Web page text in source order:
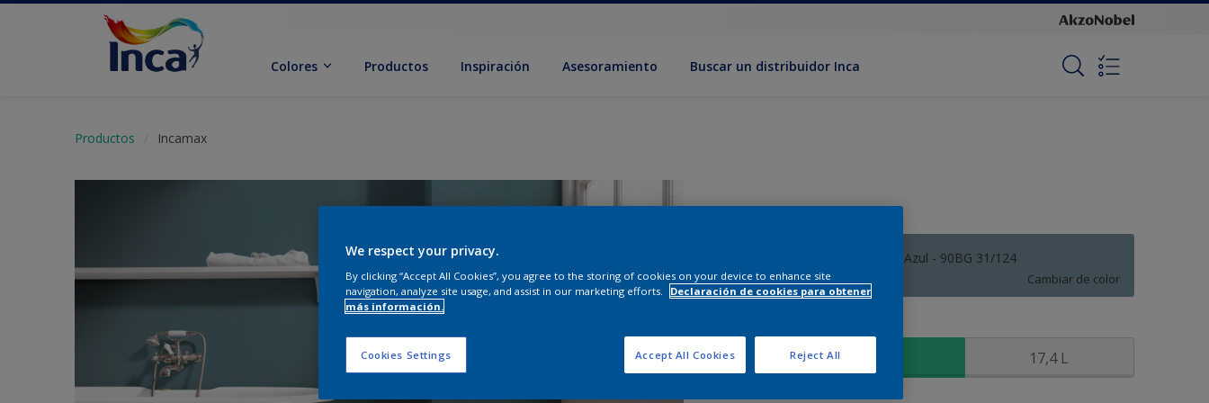
Colores Productos Inspiración Asesoramiento Buscar un distribuidor Inca
Productos Incamax
Orilla del Lago Azul - 90BG 31/124
Cambiar de color
17,4 L
We respect your privacy.
By clicking “Accept All Cookies”, you agree to the storing of cookies on your device to enhance site
navigation, analyze site usage, and assist in our marketing efforts.
Declaración de cookies para obtener
más información.
Cookies Settings Reject All
Accept All Cookies